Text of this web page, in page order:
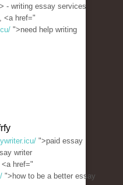
- writing essay services
<a href="
">need help writing
">paid essay
writer
href="
">how to be a better essay